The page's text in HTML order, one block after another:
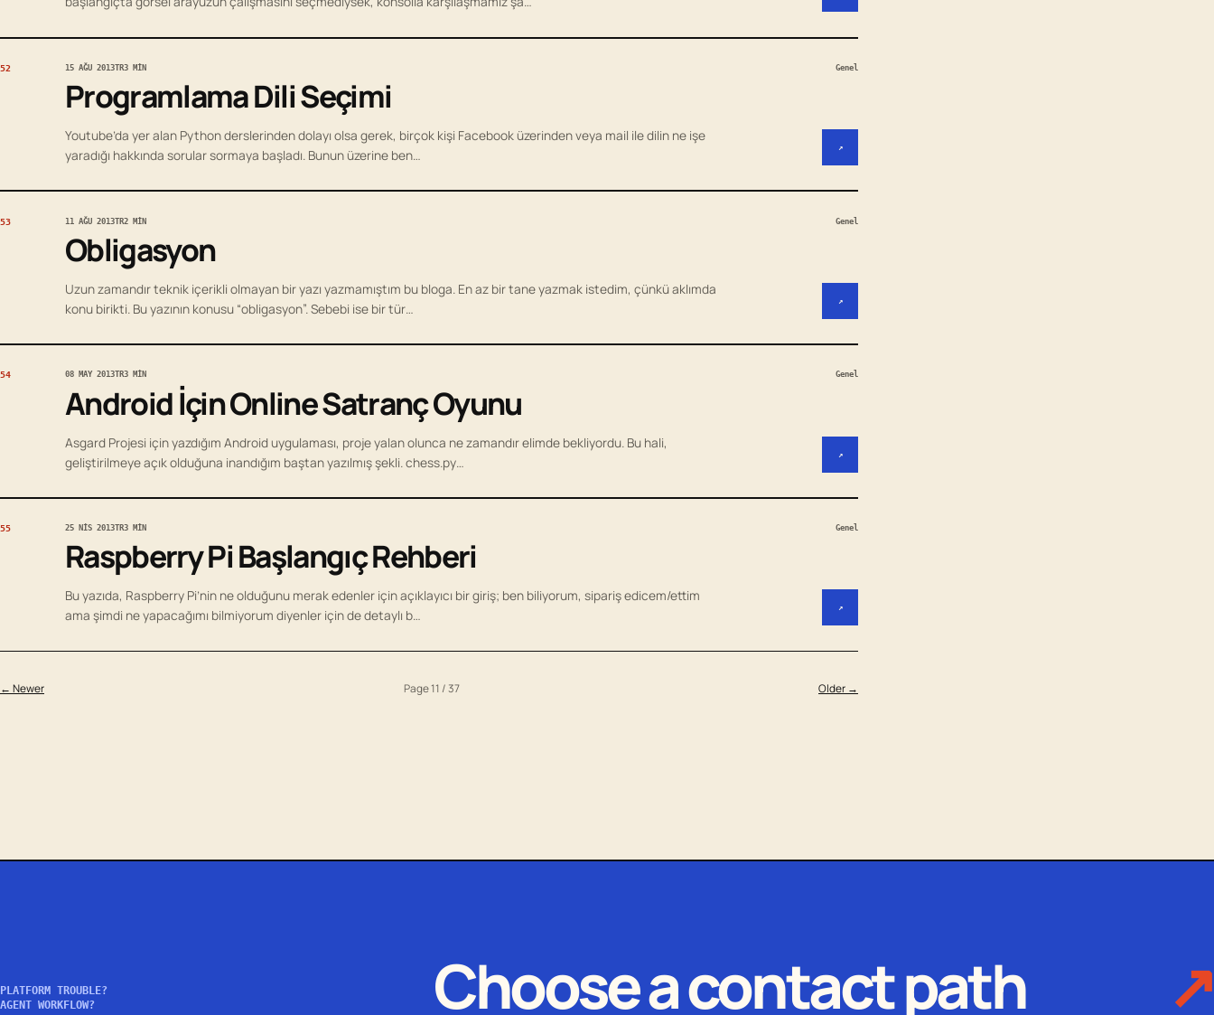
52 15 AĞU 2013TR3 MIN
Programlama Dili Seçimi
Youtube’da yer alan Python derslerinden dolayı olsa gerek, birçok kişi Facebook üzerinden veya mail ile dilin ne işe
yaradığı hakkında sorular sormaya başladı. Bunun üzerine ben…
Genel
↗
53 11 AĞU 2013TR2 MIN
Obligasyon
Uzun zamandır teknik içerikli olmayan bir yazı yazmamıştım bu bloga. En az bir tane yazmak istedim, çünkü aklımda
konu birikti. Bu yazının konusu “obligasyon”. Sebebi ise bir tür…
Genel
↗
54 08 MAY 2013TR3 MIN
Android İçin Online Satranç Oyunu
Asgard Projesi için yazdığım Android uygulaması, proje yalan olunca ne zamandır elimde bekliyordu. Bu hali,
geliştirilmeye açık olduğuna inandığım baştan yazılmış şekli. chess.py…
Genel
↗
55 25 NIS 2013TR3 MIN
Raspberry Pi Başlangıç Rehberi
Bu yazıda, Raspberry Pi’nin ne olduğunu merak edenler için açıklayıcı bir giriş; ben biliyorum, sipariş edicem/ettim
ama şimdi ne yapacağımı bilmiyorum diyenler için de detaylı b…
Genel
↗
← Newer Page 11 / 37 Older →
PLATFORM TROUBLE?
AGENT WORKFLOW?
Choose a contact path ↗